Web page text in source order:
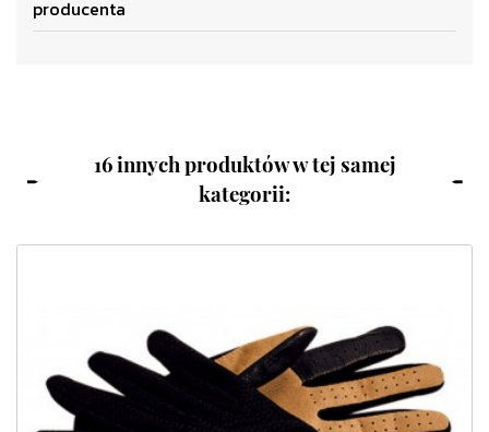
producenta
16 innych produktów w tej samej
kategorii: